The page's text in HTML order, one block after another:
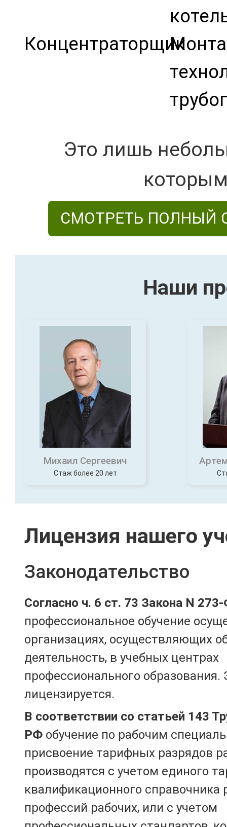
Концентраторщик
Это лишь
СМОТРЕТЬ ПОЛНЫЙ
Наши
Михаил Сергеевич
Стаж более 20 лет
Лицензия нашего
Законодательство
Согласно ч. 6 ст. 73 Закона N
профессиональное обучение
организациях, осуществляющих
деятельность, в учебных центрах
профессионального образования.
лицензируется.
В соответствии со статьей 143
РФ обучение по рабочим
присвоение тарифных разрядов
производятся с учетом единого
квалификационного справочника
профессий рабочих, или с учетом